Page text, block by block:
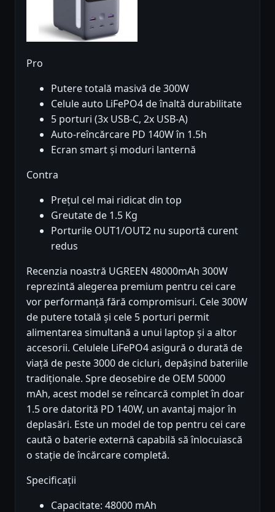
Pro
Putere totală masivă de 300W
Celule auto LiFePO4 de înaltă durabilitate
5 porturi (3x USB-C, 2x USB-A)
Auto-reîncărcare PD 140W în 1.5h
Ecran smart și moduri lanternă
Contra
Prețul cel mai ridicat din top
Greutate de 1.5 Kg
Porturile OUT1/OUT2 nu suportă curent
redus
Recenzia noastră UGREEN 48000mAh 300W
reprezintă alegerea premium pentru cei care
vor performanță fără compromisuri. Cele 300W
de putere totală și cele 5 porturi permit
alimentarea simultană a unui laptop și a altor
accesorii. Celulele LiFePO4 asigură o durată de
viață de peste 3000 de cicluri, depășind bateriile
tradiționale. Spre deosebire de OEM 50000
mAh, acest model se reîncarcă complet în doar
1.5 ore datorită PD 140W, un avantaj major în
deplasări. Este un model de top pentru cei care
caută o baterie externă capabilă să înlocuiască
o stație de încărcare completă.
Specificații
Capacitate: 48000 mAh